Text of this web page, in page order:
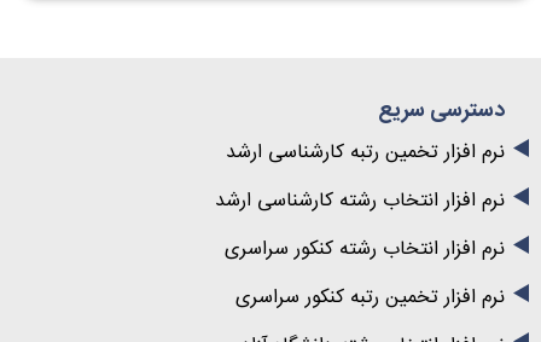
دسترسی سریع
نرم افزار تخمین رتبه کارشناسی ارشد
نرم افزار انتخاب رشته کارشناسی ارشد
نرم افزار انتخاب رشته کنکور سراسری
نرم افزار تخمین رتبه کنکور سراسری